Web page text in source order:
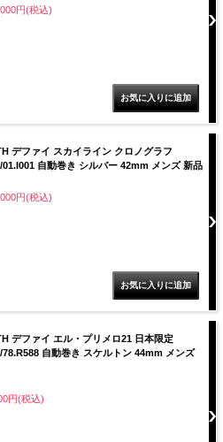
円(税込)
デファイ スカイライン クロノグラフ
01.I001 自動巻き シルバー 42mm メンズ 新品
円(税込)
デファイ エル・プリメロ21 日本限定
78.R588 自動巻き スケルトン 44mm メンズ
円(税込)